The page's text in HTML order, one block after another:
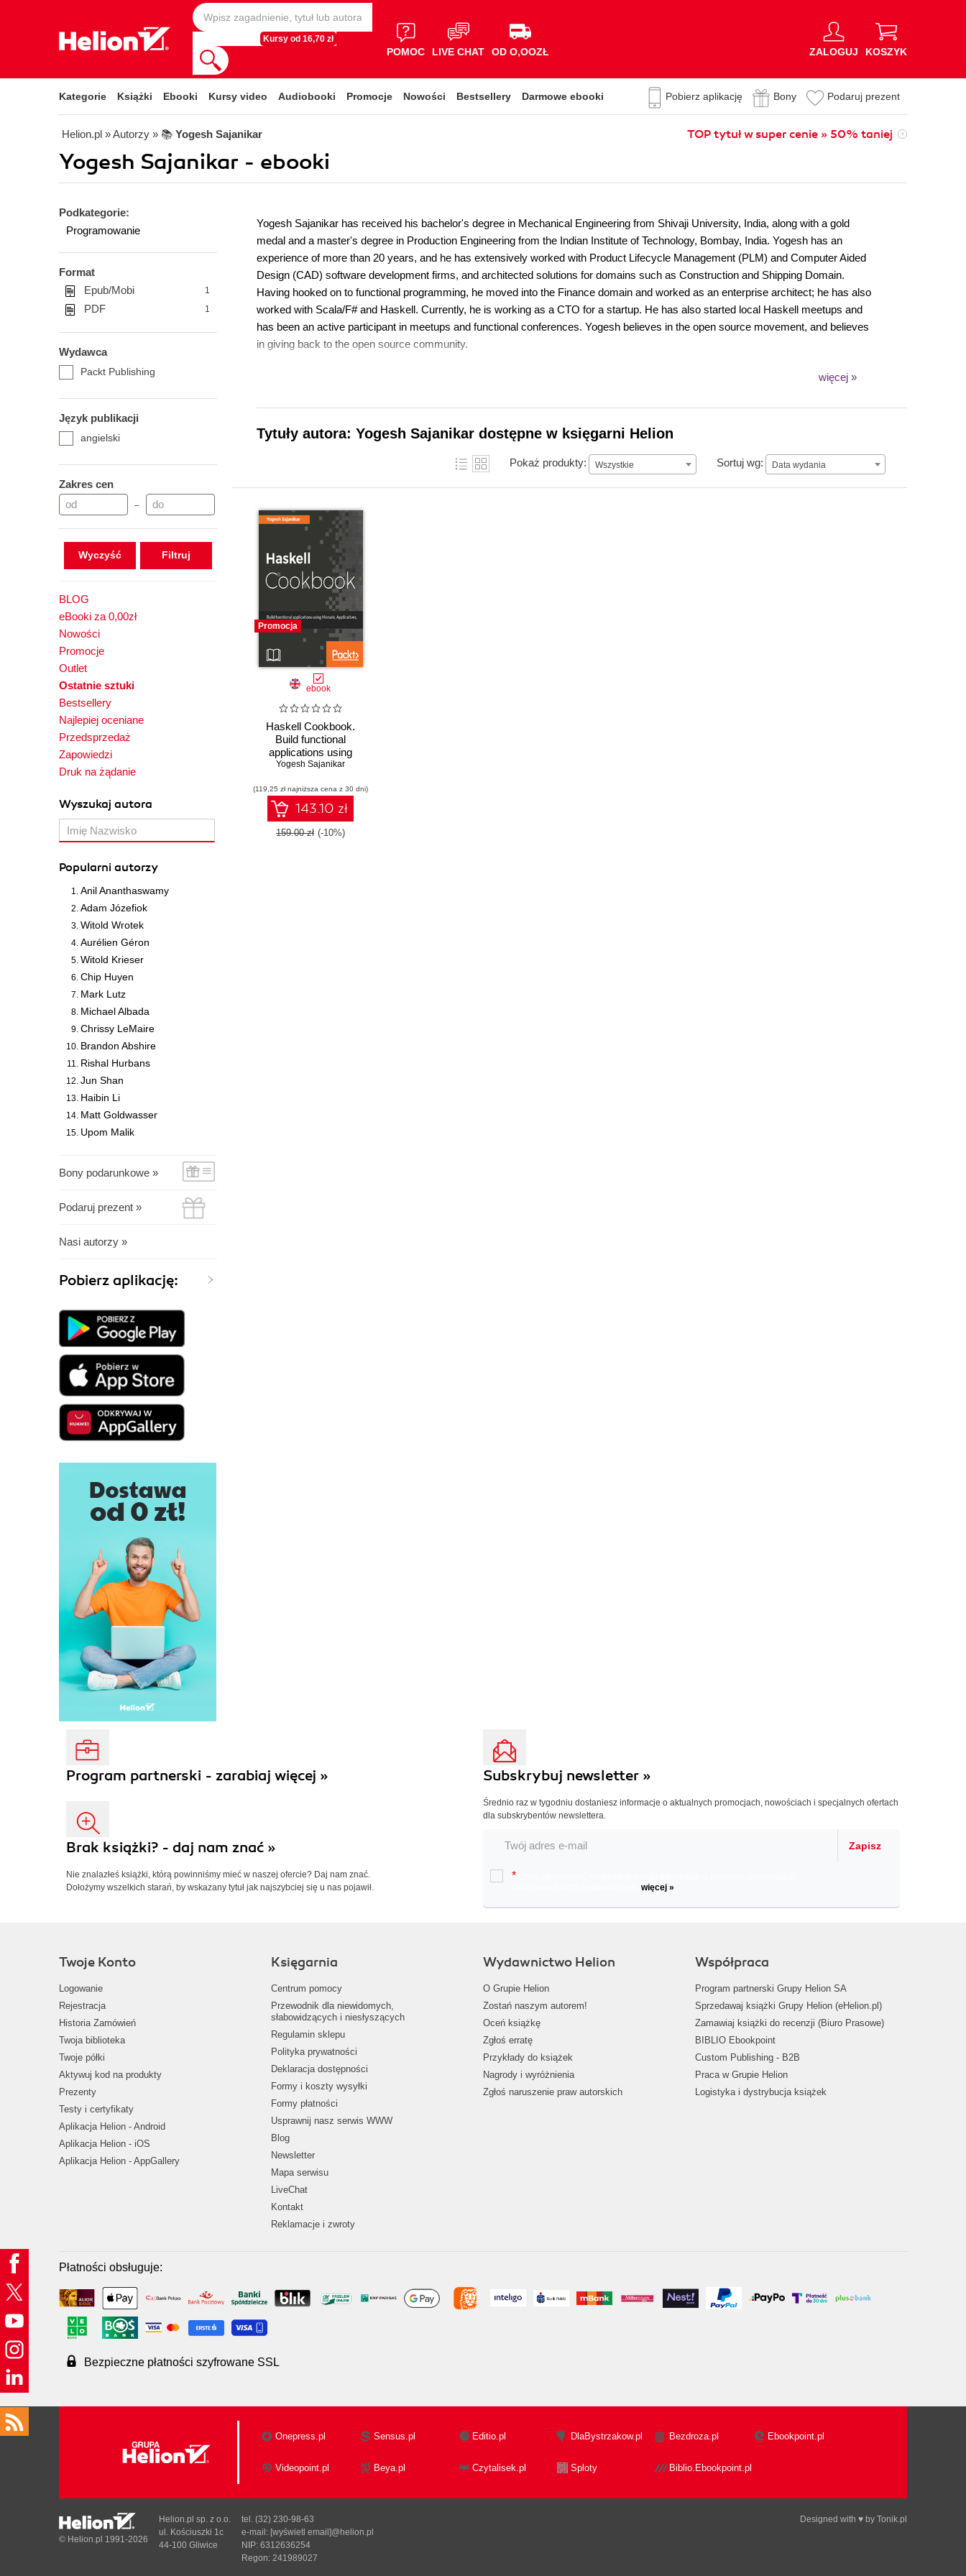
Kursy od 16,70 zł
POMOC LIVE CHAT OD O,OOZŁ ZALOGUJ KOSZYK
Kategorie Książki Ebooki Kursy video Audiobooki Promocje Nowości Bestsellery Darmowe ebooki Pobierz aplikację Bony Podaruj prezent
Helion.pl » Autorzy » 📚 Yogesh Sajanikar TOP tytuł w super cenie » 50% taniej
Yogesh Sajanikar - ebooki
Podkategorie:
Programowanie
Format
Epub/Mobi
1
PDF 1
Wydawca
Packt Publishing
Język publikacji
angielski
Zakres cen
–
Wyczyść
BLOG
eBooki za 0,00zł
Nowości
Promocje
Outlet
Ostatnie sztuki
Bestsellery
Najlepiej oceniane
Przedsprzedaż
Zapowiedzi
Druk na żądanie
Wyszukaj autora
Popularni autorzy
Anil Ananthaswamy
Adam Józefiok
Witold Wrotek
Aurélien Géron
Witold Krieser
Chip Huyen
Mark Lutz
Michael Albada
Chrissy LeMaire
Brandon Abshire
Rishal Hurbans
Jun Shan
Haibin Li
Matt Goldwasser
Upom Malik
Bony podarunkowe »
Podaruj prezent »
Nasi autorzy »
Pobierz aplikację:
Yogesh Sajanikar has received his bachelor's degree in Mechanical Engineering from Shivaji University, India, along with a gold
medal and a master's degree in Production Engineering from the Indian Institute of Technology, Bombay, India. Yogesh has an
experience of more than 20 years, and he has extensively worked with Product Lifecycle Management (PLM) and Computer Aided
Design (CAD) software development firms, and architected solutions for domains such as Construction and Shipping Domain.
Having hooked on to functional programming, he moved into the Finance domain and worked as an enterprise architect; he has also
worked with Scala/F# and Haskell. Currently, he is working as a CTO for a startup. He has also started local Haskell meetups and
has been an active participant in meetups and functional conferences. Yogesh believes in the open source movement, and believes
in giving back to the open source community.
więcej »
Tytuły autora: Yogesh Sajanikar dostępne w księgarni Helion
Pokaż produkty: Wszystkie Sortuj wg: Data wydania
Data wydania
Promocja
ebook
Haskell Cookbook.
Build functional
applications using
Monads, Applicatives,
Yogesh Sajanikar
(119,25 zł najniższa cena z 30 dni)
143.10 zł
159.00 zł (-10%)
Program partnerski - zarabiaj więcej »
Brak książki? - daj nam znać »
Nie znalazłeś książki, którą powinniśmy mieć w naszej ofercie? Daj nam znać.
Dołożymy wszelkich starań, by wskazany tytuł jak najszybciej się u nas pojawił.
Subskrybuj newsletter »
Średnio raz w tygodniu dostaniesz informacje o aktualnych promocjach, nowościach i specjalnych ofertach
dla subskrybentów newslettera.
Zapisz
*
więcej »
Twoje Konto
Logowanie
Rejestracja
Historia Zamówień
Twoja biblioteka
Twoje półki
Aktywuj kod na produkty
Prezenty
Testy i certyfikaty
Aplikacja Helion - Android
Aplikacja Helion - iOS
Aplikacja Helion - AppGallery
Księgarnia
Centrum pomocy
Przewodnik dla niewidomych,
słabowidzących i niesłyszących
Regulamin sklepu
Polityka prywatności
Deklaracja dostępności
Formy i koszty wysyłki
Formy płatności
Usprawnij nasz serwis WWW
Blog
Newsletter
Mapa serwisu
LiveChat
Kontakt
Reklamacje i zwroty
Wydawnictwo Helion
O Grupie Helion
Zostań naszym autorem!
Oceń książkę
Zgłoś erratę
Przykłady do książek
Nagrody i wyróżnienia
Zgłoś naruszenie praw autorskich
Współpraca
Program partnerski Grupy Helion SA
Sprzedawaj książki Grupy Helion (eHelion.pl)
Zamawiaj książki do recenzji (Biuro Prasowe)
BIBLIO Ebookpoint
Custom Publishing - B2B
Praca w Grupie Helion
Logistyka i dystrybucja książek
Płatności obsługuje:
Bezpieczne płatności szyfrowane SSL
Onepress.pl Sensus.pl Editio.pl DlaBystrzakow.pl Bezdroza.pl Ebookpoint.pl
Videopoint.pl Beya.pl Czytalisek.pl Sploty Biblio.Ebookpoint.pl
Designed with ♥ by Tonik.pl
© Helion.pl 1991-2026
Helion.pl sp. z o.o.
ul. Kościuszki 1c
44-100 Gliwice
tel. (32) 230-98-63
e-mail: [wyświetl email]@helion.pl
NIP: 6312636254
Regon: 241989027